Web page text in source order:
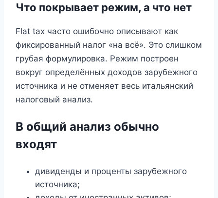
Что покрывает режим, а что нет
Flat tax часто ошибочно описывают как
фиксированный налог «на всё». Это слишком
грубая формулировка. Режим построен
вокруг определённых доходов зарубежного
источника и не отменяет весь итальянский
налоговый анализ.
В общий анализ обычно
входят
дивиденды и проценты зарубежного
источника;